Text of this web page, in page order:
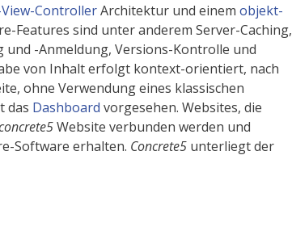
ControllerArchitektur und einem objekt-
Features sind unter anderem Server-Caching,
-Anmeldung, Versions-Kontrolle und
von Inhalt erfolgt kontext-orientiert, nach
ohne Verwendung eines klassischen
das Dashboard vorgesehen. Websites, die
Website verbunden werden und
Software erhalten. Concrete5 unterliegt der